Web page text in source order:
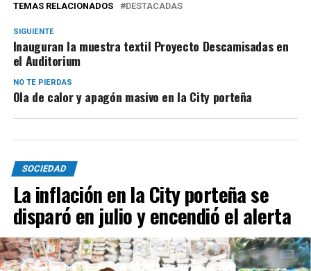
TEMAS RELACIONADOS DESTACADAS
SIGUIENTE
Inauguran la muestra textil Proyecto Descamisadas en
el Auditorium
NO TE PIERDAS
Ola de calor y apagón masivo en la City porteña
SOCIEDAD
La inflación en la City porteña se
disparó en julio y encendió el alerta